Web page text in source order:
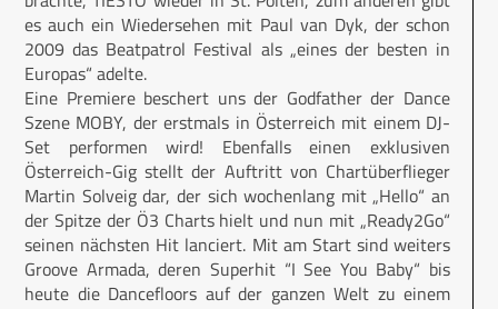
es auch ein Wiedersehen mit Paul van Dyk, der schon
2009 das Beatpatrol Festival als „eines der besten in
Europas“ adelte.
Eine Premiere beschert uns der Godfather der Dance
Szene MOBY, der erstmals in Österreich mit einem DJ-
Set performen wird! Ebenfalls einen exklusiven
Österreich-Gig stellt der Auftritt von Chartüberflieger
Martin Solveig dar, der sich wochenlang mit „Hello“ an
der Spitze der Ö3 Charts hielt und nun mit „Ready2Go“
seinen nächsten Hit lanciert. Mit am Start sind weiters
Groove Armada, deren Superhit “I See You Baby“ bis
heute die Dancefloors auf der ganzen Welt zu einem